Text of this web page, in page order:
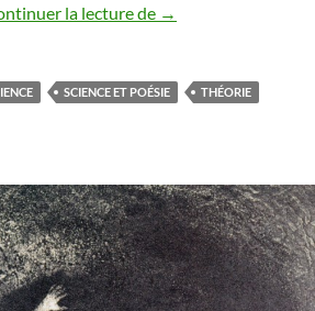
la lecture de On n’est pas
→
SCIENCE ET POÉSIE
THÉORIE